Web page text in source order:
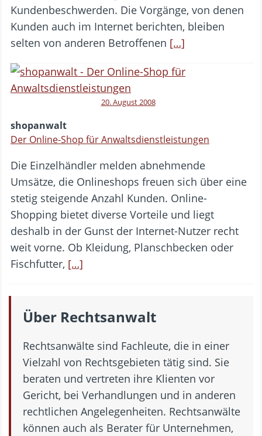
Kundenbeschwerden. Die Vorgänge, von denen
Kunden auch im Internet berichten, bleiben
selten von anderen Betroffenen […]
20. August 2008
shopanwalt
Der Online-Shop für Anwaltsdienstleistungen
Die Einzelhändler melden abnehmende
Umsätze, die Onlineshops freuen sich über eine
stetig steigende Anzahl Kunden. Online-
Shopping bietet diverse Vorteile und liegt
deshalb in der Gunst der Internet-Nutzer recht
weit vorne. Ob Kleidung, Planschbecken oder
Fischfutter, […]
Über Rechtsanwalt
Rechtsanwälte sind Fachleute, die in einer
Vielzahl von Rechtsgebieten tätig sind. Sie
beraten und vertreten ihre Klienten vor
Gericht, bei Verhandlungen und in anderen
rechtlichen Angelegenheiten. Rechtsanwälte
können auch als Berater für Unternehmen,